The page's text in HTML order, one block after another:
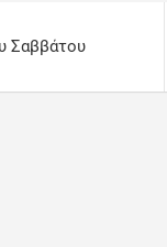
Σαββάτου